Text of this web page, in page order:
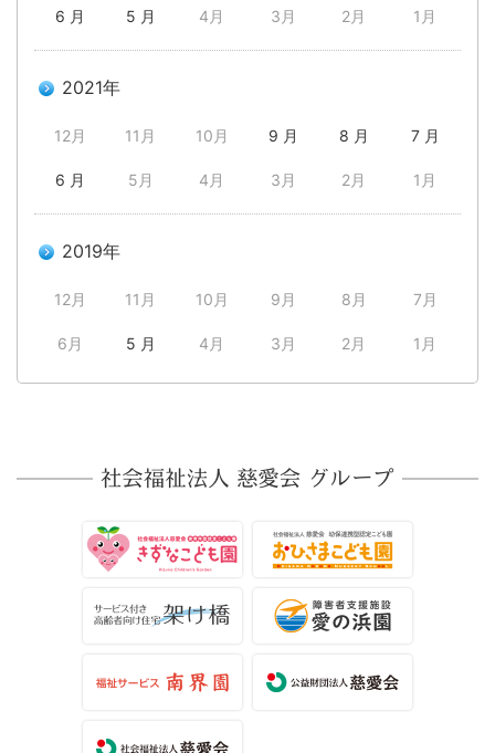
6 月 5 月 4月 3月 2月 1月
2021年
12月 11月 10月 9 月 8 月 7 月
6 月 5月 4月 3月 2月 1月
2019年
12月 11月 10月 9月 8月 7月
6月 5 月 4月 3月 2月 1月